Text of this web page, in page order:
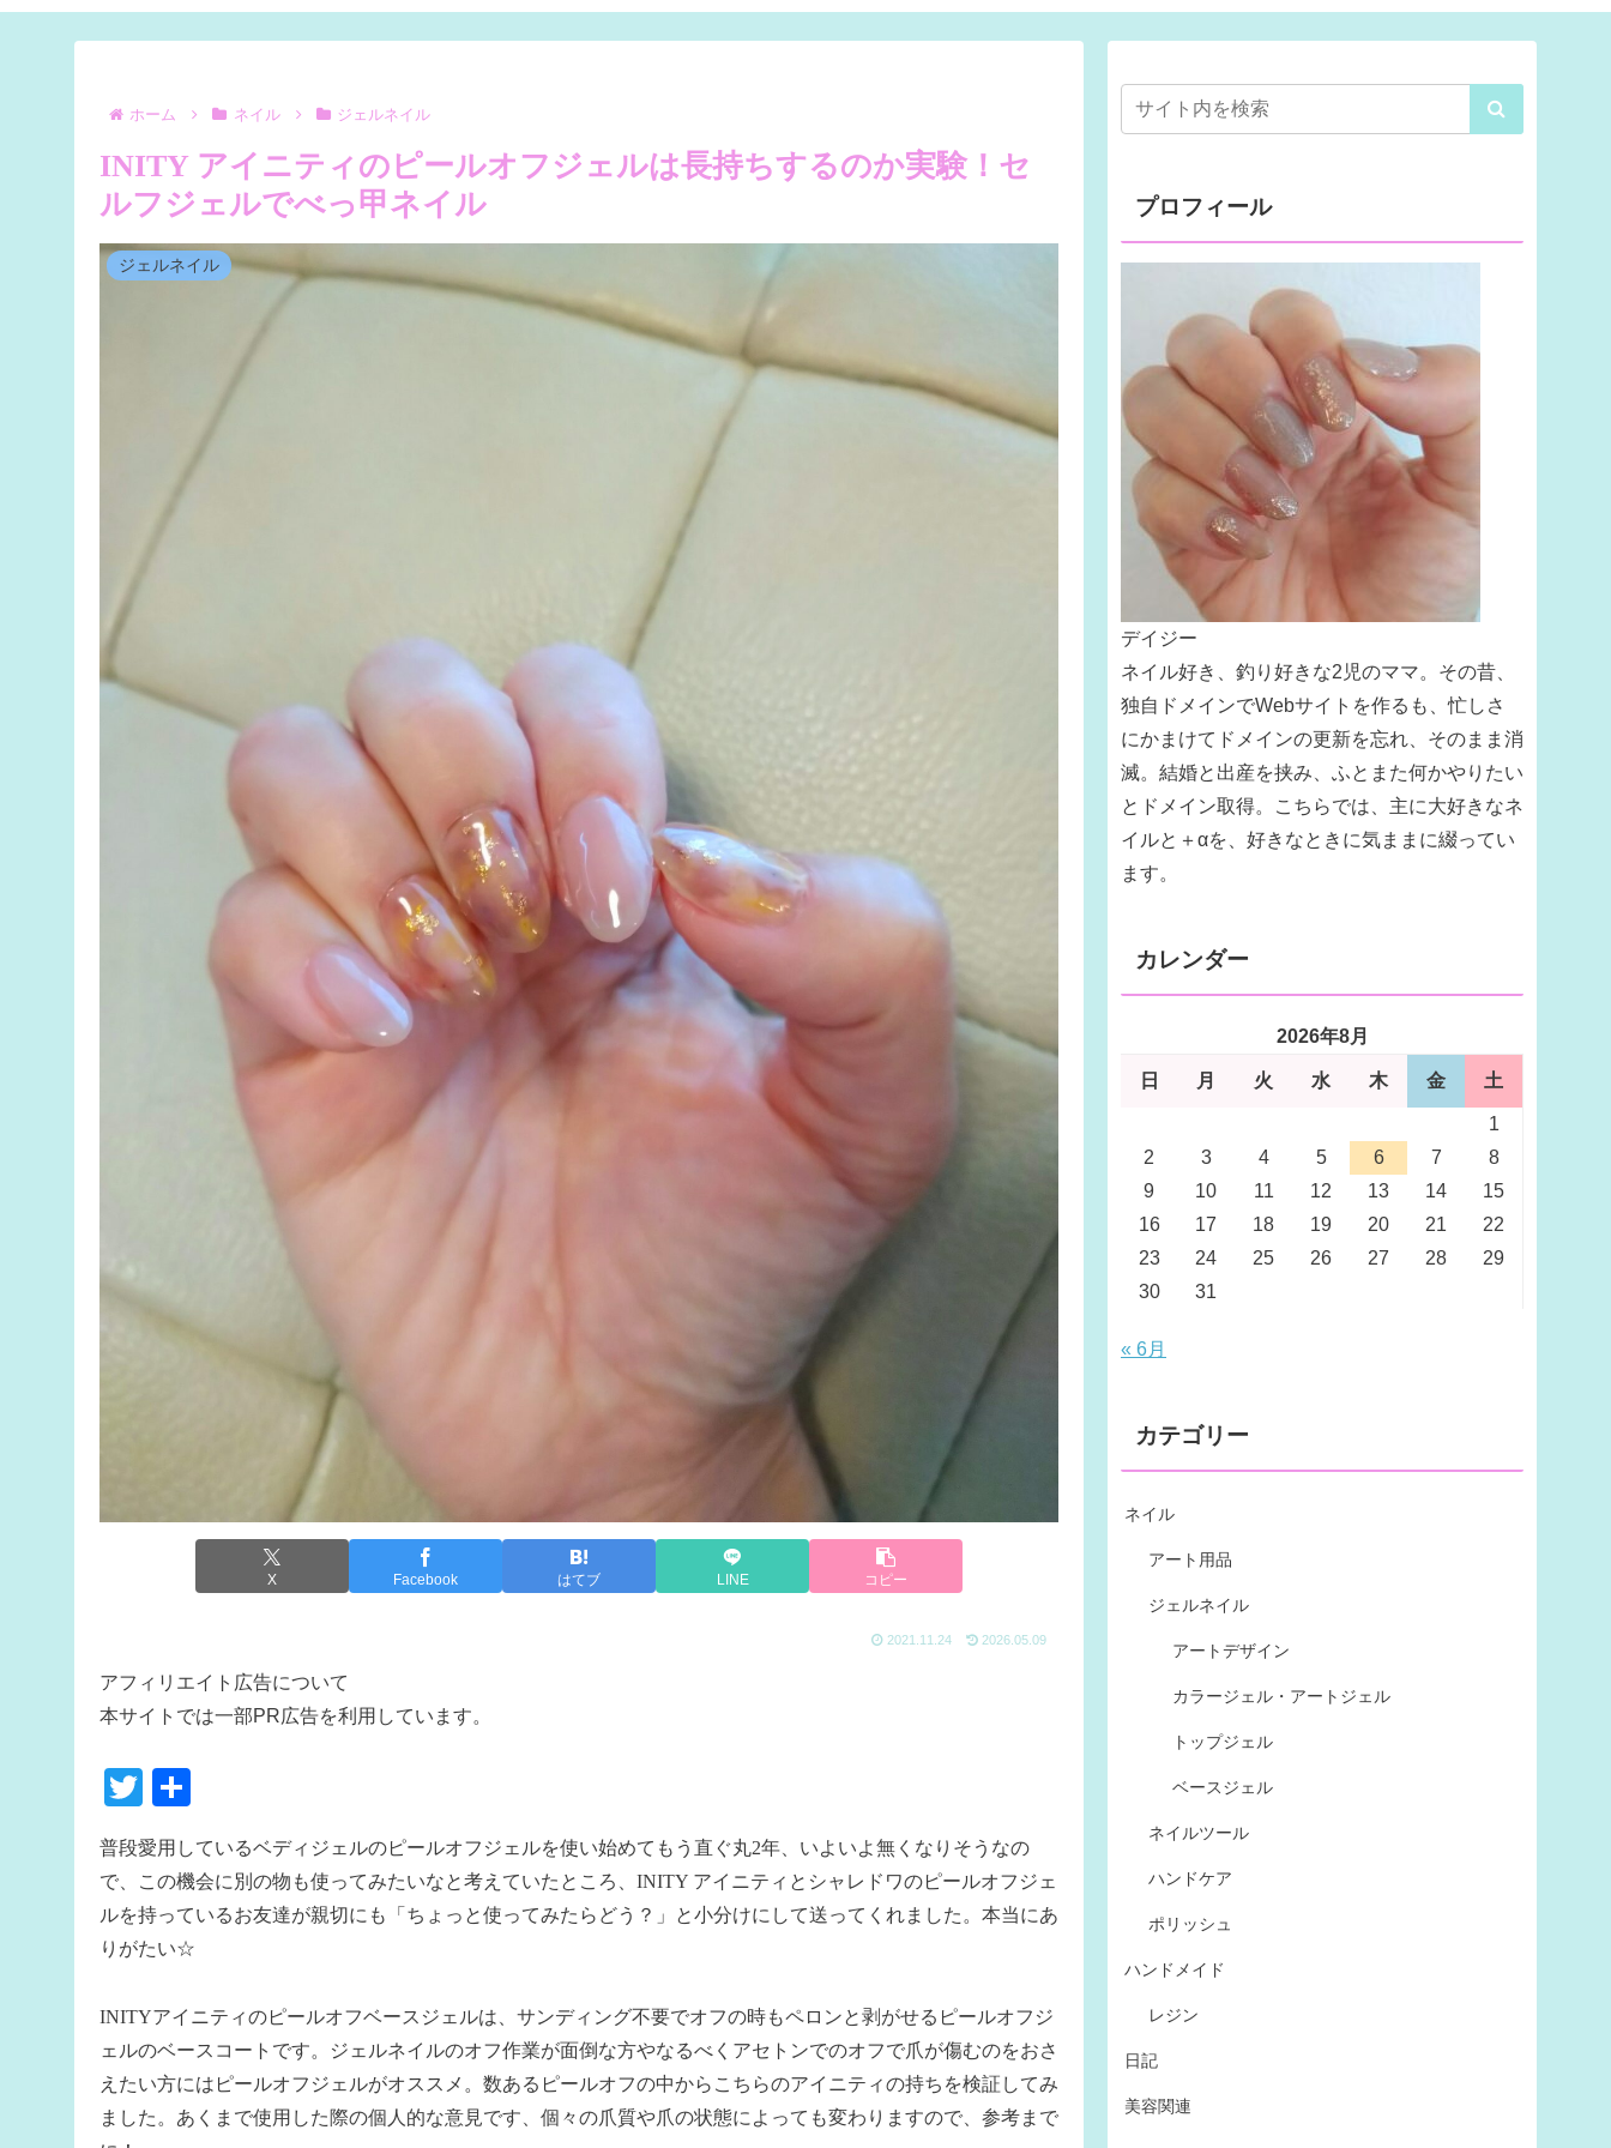
ホーム ネイル ジェルネイル
INITY アイニティのピールオフジェルは長持ちするのか実験！セ
ルフジェルでべっ甲ネイル
ジェルネイル
X Facebook はてブ LINE コピー
2021.11.24 2026.05.09
アフィリエイト広告について
本サイトでは一部PR広告を利用しています。
T
tte
r
普段愛用しているベディジェルのピールオフジェルを使い始めてもう直ぐ丸2年、いよいよ無くなりそうなの
で、この機会に別の物も使ってみたいなと考えていたところ、INITY アイニティとシャレドワのピールオフジェ
ルを持っているお友達が親切にも「ちょっと使ってみたらどう？」と小分けにして送ってくれました。本当にあ
りがたい☆
INITYアイニティのピールオフベースジェルは、サンディング不要でオフの時もペロンと剥がせるピールオフジ
ェルのベースコートです。ジェルネイルのオフ作業が面倒な方やなるべくアセトンでのオフで爪が傷むのをおさ
えたい方にはピールオフジェルがオススメ。数あるピールオフの中からこちらのアイニティの持ちを検証してみ
ました。あくまで使用した際の個人的な意見です、個々の爪質や爪の状態によっても変わりますので、参考まで
プロフィール
デイジー
ネイル好き、釣り好きな2児のママ。その昔、
独自ドメインでWebサイトを作るも、忙しさ
にかまけてドメインの更新を忘れ、そのまま消
滅。結婚と出産を挟み、ふとまた何かやりたい
とドメイン取得。こちらでは、主に大好きなネ
イルと＋αを、好きなときに気ままに綴ってい
ます。
カレンダー
2026年8月
日 月 火 水 木 金 土
1
2
3 4 5 6 7
8
9
10 11 12 13 14
15
16
17 18 19 20 21
22
23
24 25 26 27 28
29
30
31
« 6月
カテゴリー
ネイル
アート用品
ジェルネイル
アートデザイン
カラージェル・アートジェル
トップジェル
ベースジェル
ネイルツール
ハンドケア
ポリッシュ
ハンドメイド
レジン
日記
美容関連